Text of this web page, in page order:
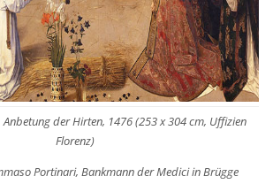
der Hirten, 1476 (253 x 304 cm, Uffizien
Florenz)
Portinari, Bankmann der Medici in Brügge